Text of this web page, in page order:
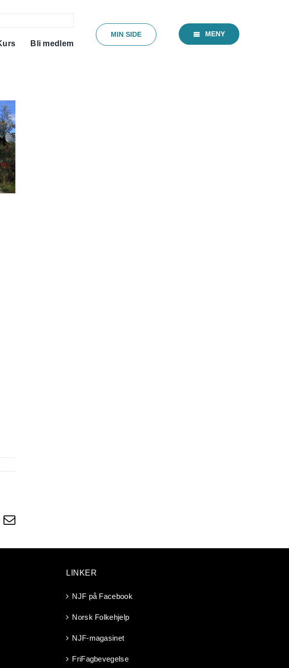
Bli medlem
MIN SIDE MENY
Email
LINKER
NJF på Facebook
Norsk Folkehjelp
NJF-magasinet
FriFagbevegelse